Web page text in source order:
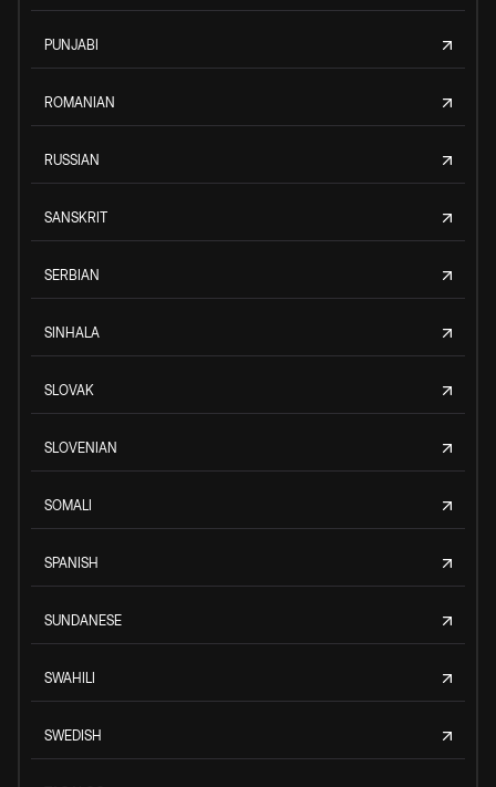
PUNJABI
ROMANIAN
RUSSIAN
SANSKRIT
SERBIAN
SINHALA
SLOVAK
SLOVENIAN
SOMALI
SPANISH
SUNDANESE
SWAHILI
SWEDISH